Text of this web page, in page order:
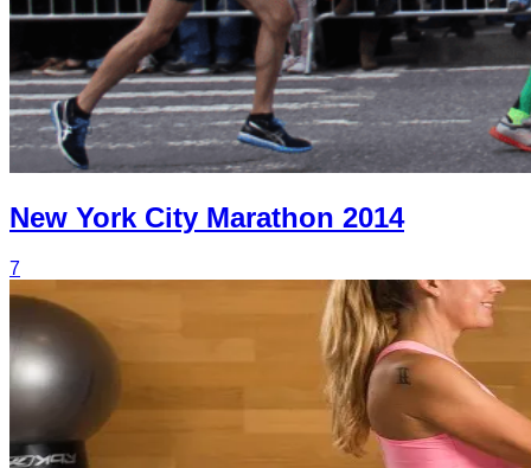
New York City Marathon 2014
7